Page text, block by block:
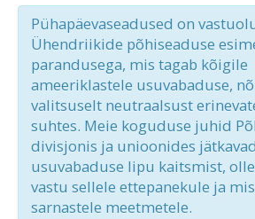
Pühapäevaseadused on
Ühendriikide põhiseaduse
parandusega, mis tagab kõigile
ameeriklastele usuvabaduse,
valitsuselt neutraalsust
suhtes. Meie koguduse juhid
divisjonis ja unioonides
usuvabaduse lipu kaitsmist,
vastu sellele ettepanekule ja
sarnastele meetmetele.